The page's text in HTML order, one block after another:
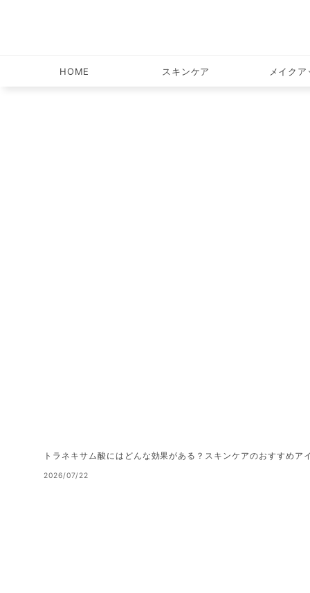
HOME スキンケア メイクア
トラネキサム酸にはどんな効果がある？スキンケアのおすすめア
2026/07/22